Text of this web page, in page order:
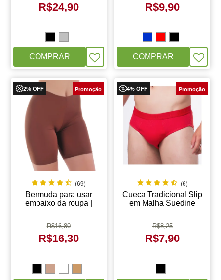
R$24,90
COMPRAR
R$9,90
COMPRAR
2% OFF
(69)
Bermuda para usar
embaixo da roupa |
R$16,80
R$16,30
4% OFF
(6)
Cueca Tradicional Slip
em Malha Suedine
8003
R$8,25
R$7,90